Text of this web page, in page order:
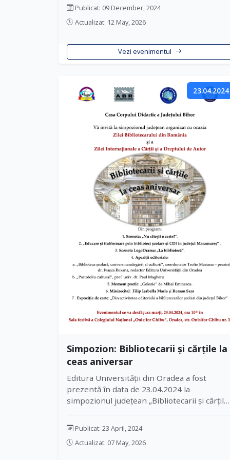
Publicat: 09 December, 2024
Actualizat: 12 May, 2026
Vezi evenimentul
23.04.2024
Simpozion: Bibliotecarii și cărțile la
ceas aniversar
Editura Universității din Oradea a fost
prezentă în data de 23.04.2024 la
simpozionul județean „Bibliotecarii și cărțile
Corpului Didactic a Județului Bihor împreună
cu Biblioteca Universității din Oradea și
Colegiul Național „Onisifor Ghibu”, cu ocazia
Publicat: 23 April, 2024
Actualizat: 07 May, 2026